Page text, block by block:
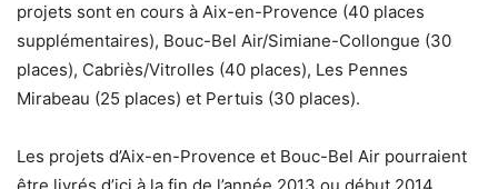
projets sont en cours à Aix-en-Provence (40 places
supplémentaires), Bouc-Bel Air/Simiane-Collongue (30
places), Cabriès/Vitrolles (40 places), Les Pennes
Mirabeau (25 places) et Pertuis (30 places).
Les projets d’Aix-en-Provence et Bouc-Bel Air pourraient